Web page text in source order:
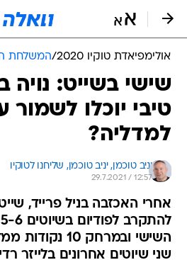
אולימפיאדת טוקיו 2020 /המשלחת
שישי בשייט:
טיבי יוכלו לשמור
למדליה?
יניב טוכמן, יניב טוכמן, שליחנו לטוקיו
29.7.2021 / 12:57
השישי ובמרחק 10
שני שיוטים אחרונים בלייזר